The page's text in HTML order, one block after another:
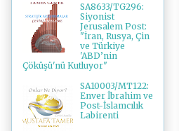
SA8633/TG296:
Siyonist
Jerusalem Post:
"İran, Rusya, Çin
ve Türkiye
'ABD’nin
Çöküşü'nü Kutluyor"
SA10003/MT122:
Enver İbrahim ve
Post-İslamcılık
Labirenti